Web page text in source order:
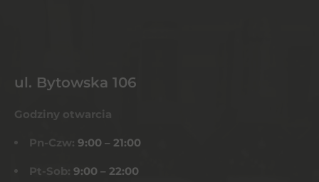
ul. Bytowska 106
Godziny otwarcia
Pn-Czw: 9:00 – 21:00
Pt-Sob: 9:00 – 22:00